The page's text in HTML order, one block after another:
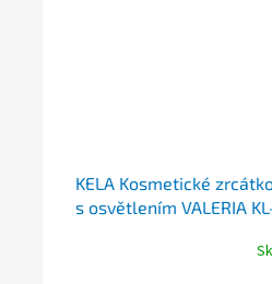
KELA Kosmetické
s osvětlením VALERIA